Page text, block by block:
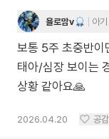
욜로맘v 아
보통 5주 초중반이
태아/심장 보이는
상황 같아요🙏
2026.04.20 공